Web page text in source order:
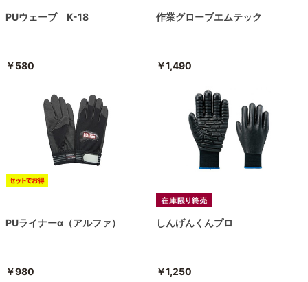
PUウェーブ K-18
￥580
作業グローブエムテック
￥1,490
PUライナーα（アルファ）
￥980
しんげんくんプロ
￥1,250